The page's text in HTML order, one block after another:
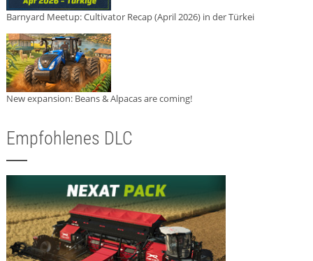
Barnyard Meetup: Cultivator Recap (April 2026) in der Türkei
New expansion: Beans & Alpacas are coming!
Empfohlenes DLC